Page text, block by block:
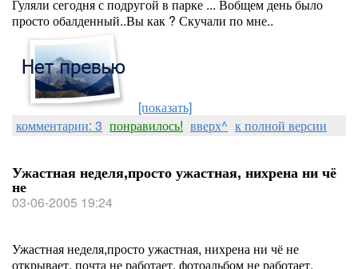
Гуляли сегодня с подругой в парке ... Вобщем день было
просто обалденный..Вы как ? Скучали по мне..
[показать]
комментарии: 3 понравилось! вверх^ к полной версии
Ужастная неделя,просто ужастная, нихрена ни чё
не
03-06-2005 19:24
Ужастная неделя,просто ужастная, нихрена ни чё не
открывает, почта не работает, фотоальбом не работает,